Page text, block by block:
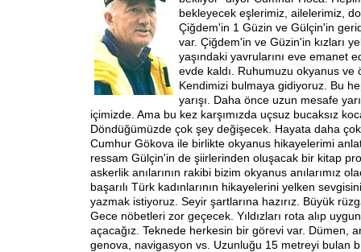
bekleyecek eşlerimiz, ailelerimiz,
Çiğdem'in 1 Güzin ve Gülçin'in
var. Çiğdem'in ve Güzin'in kızları
yaşındaki yavrularını eve emanet
evde kaldı. Ruhumuzu okyanus ve
Kendimizi bulmaya gidiyoruz. Bu
yarışı. Daha önce uzun mesafe
içimizde. Ama bu kez karşımızda uçsuz bucaksız
Döndüğümüzde çok şey değişecek. Hayata daha çok
Cumhur Gökova ile birlikte okyanus hikayelerimi
ressam Gülçin'in de şiirlerinden oluşacak bir kitap
askerlik anılarının rakibi bizim okyanus anılarımız
başarılı Türk kadınlarının hikayelerini yelken
yazmak istiyoruz. Seyir şartlarına hazırız. Büyük
Gece nöbetleri zor geçecek. Yıldızları rota alıp
açacağız. Teknede herkesin bir görevi var. Dümen,
genova, navigasyon vs. Uzunluğu 15 metreyi bulan